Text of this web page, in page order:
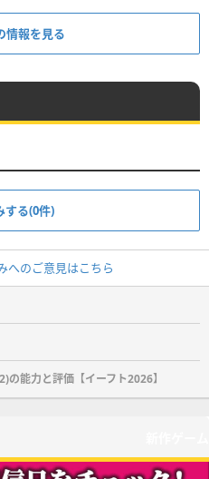
情報を見る
する(0件)
へのご意見はこちら
能力と評価【イーフト2026】